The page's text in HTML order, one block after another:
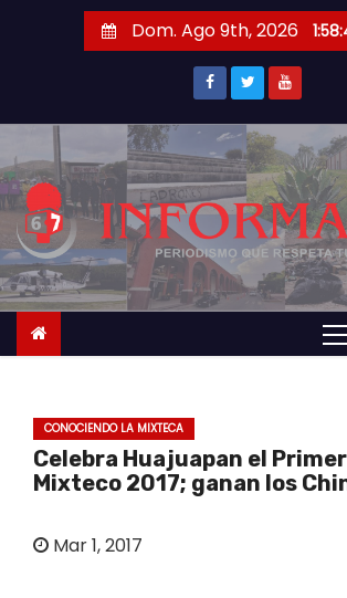
r
a
c
o
t
Dom. Ago 9th, 2026
CONOCIENDO LA MIXTECA
Celebra Huajuapan el
Mixteco 2017; ganan los
Mar 1, 2017